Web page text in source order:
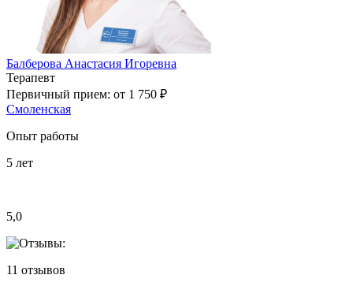
Балберова Анастасия Игоревна
Терапевт
Первичный прием: от 1 750 ₽
Смоленская
Опыт работы
5 лет
5,0
11 отзывов